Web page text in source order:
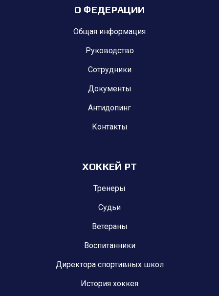
О ФЕДЕРАЦИИ
Общая информация
Руководство
Сотрудники
Документы
Антидопинг
Контакты
ХОККЕЙ РТ
Тренеры
Судьи
Ветераны
Воспитанники
Директора спортивных школ
История хоккея